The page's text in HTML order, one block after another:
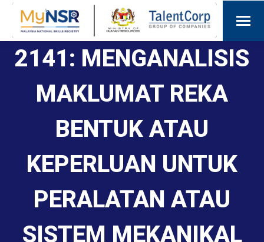
2141: MENGANALISIS
MAKLUMAT REKA
BENTUK ATAU
KEPERLUAN UNTUK
PERALATAN ATAU
SISTEM MEKANIKAL